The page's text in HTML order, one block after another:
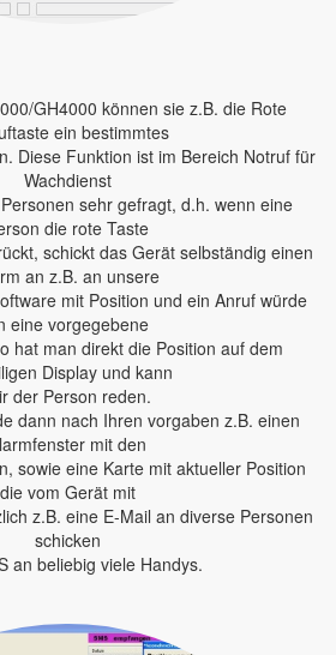
GH4000 können sie z.B. die Rote
ein bestimmtes
Diese Funktion ist im Bereich Notruf für
Wachdienst
sehr gefragt, d.h. wenn eine
die rote Taste
schickt das Gerät selbständig einen
an z.B. an unsere
mit Position und ein Anruf würde
eine vorgegebene
hat man direkt die Position auf dem
Display und kann
der Person reden.
dann nach Ihren vorgaben z.B. einen
mit den
sowie eine Karte mit aktueller Position
die vom Gerät mit
z.B. eine E-Mail an diverse Personen
schicken
an beliebig viele Handys.